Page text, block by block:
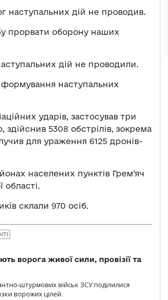
наступальних дій не проводив.
прорвати оборону наших
дій не проводили.
формування наступальних
ударів, застосував три
здійснив 5308 обстрілів, зокрема
для ураження 6125 дронів-
населених пунктів Грем’яч
області.
склали 970 осіб.
ворога живої сили, провізії та
штурмових військ ЗСУ поділилися
ворожих цілей.